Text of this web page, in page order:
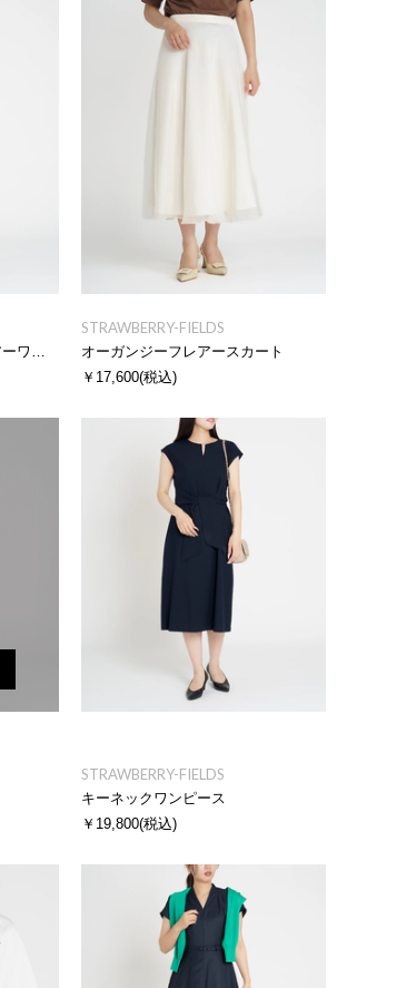
ドッキングフィット＆フレアーワンピース
STRAWBERRY-FIELDS
オーガンジーフレアースカート
￥17,600(税込)
STRAWBERRY-FIELDS
キーネックワンピース
￥19,800(税込)